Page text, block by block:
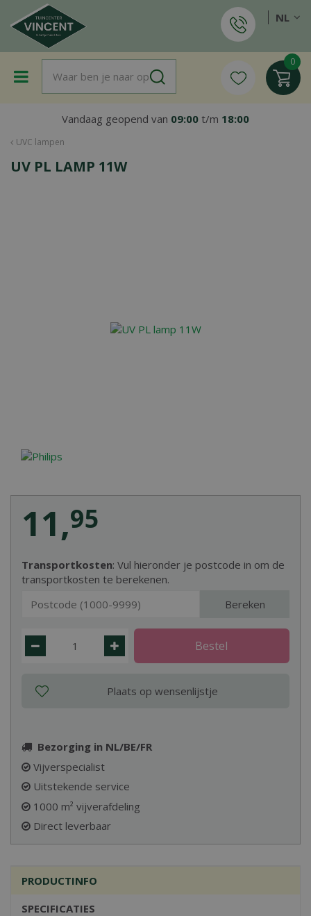
a
UVC lampen
Vandaag geopend van 09:00 t/m 18:00
NL
UV PL LAMP 11W
Transportkosten: Vul hieronder je postcode in om de
transportkosten te berekenen.
Bereken
11,95
Bezorging in NL/BE/FR
Vijverspecialist
Uitstekende service
1000 m² vijverafdeling
Direct leverbaar
PRODUCTINFO
SPECIFICATIES